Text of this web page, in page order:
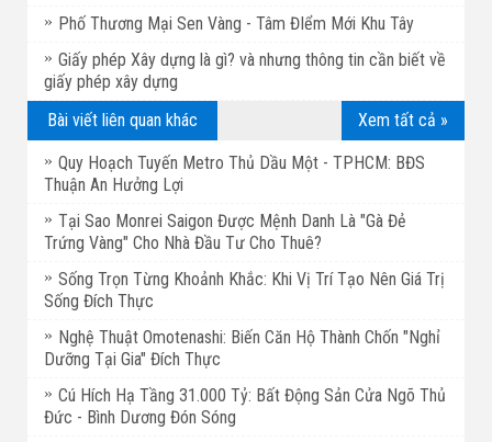
Phố Thương Mại Sen Vàng - Tâm ĐIểm Mới Khu Tây
Giấy phép Xây dựng là gì? và nhưng thông tin cần biết về
giấy phép xây dựng
Xem tất cả »
Bài viết liên quan khác
Quy Hoạch Tuyến Metro Thủ Dầu Một - TPHCM: BĐS
Thuận An Hưởng Lợi
Tại Sao Monrei Saigon Được Mệnh Danh Là "Gà Đẻ
Trứng Vàng" Cho Nhà Đầu Tư Cho Thuê?
Sống Trọn Từng Khoảnh Khắc: Khi Vị Trí Tạo Nên Giá Trị
Sống Đích Thực
Nghệ Thuật Omotenashi: Biến Căn Hộ Thành Chốn "Nghỉ
Dưỡng Tại Gia" Đích Thực
Cú Hích Hạ Tầng 31.000 Tỷ: Bất Động Sản Cửa Ngõ Thủ
Đức - Bình Dương Đón Sóng